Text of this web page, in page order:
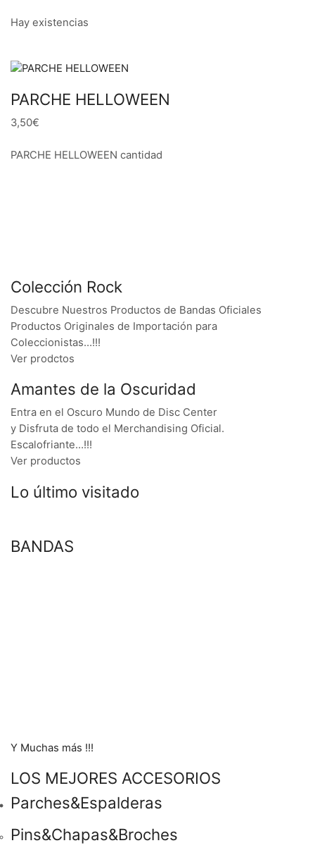
Hay existencias
PARCHE HELLOWEEN
3,50€
PARCHE HELLOWEEN cantidad
Colección Rock
Descubre Nuestros Productos de Bandas Oficiales
Productos Originales de Importación para
Coleccionistas…!!!
Ver prodctos
Amantes de la Oscuridad
Entra en el Oscuro Mundo de Disc Center
y Disfruta de todo el Merchandising Oficial.
Escalofriante…!!!
Ver productos
Lo último visitado
BANDAS
Y Muchas más !!!
LOS MEJORES ACCESORIOS
Parches&Espalderas
Pins&Chapas&Broches